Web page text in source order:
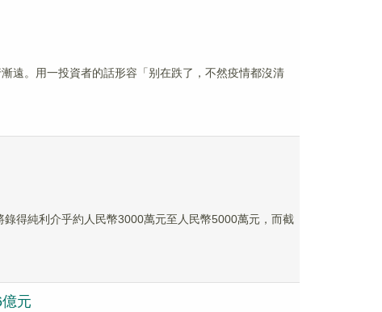
遠。用一投資者的話形容「别在跌了，不然疫情都沒清
得純利介乎約人民幣3000萬元至人民幣5000萬元，而截
元